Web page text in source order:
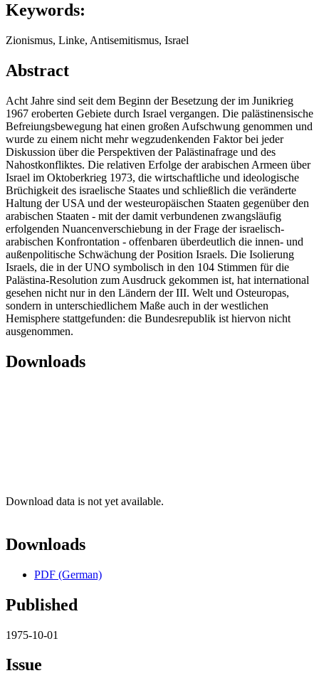
Keywords:
Zionismus, Linke, Antisemitismus, Israel
Abstract
Acht Jahre sind seit dem Beginn der Besetzung der im Junikrieg
1967 eroberten Gebiete durch Israel vergangen. Die palästinensische
Befreiungsbewegung hat einen großen Aufschwung genommen und
wurde zu einem nicht mehr wegzudenkenden Faktor bei jeder
Diskussion über die Perspektiven der Palästinafrage und des
Nahostkonfliktes. Die relativen Erfolge der arabischen Armeen über
Israel im Oktoberkrieg 1973, die wirtschaftliche und ideologische
Brüchigkeit des israelische Staates und schließlich die veränderte
Haltung der USA und der westeuropäischen Staaten gegenüber den
arabischen Staaten - mit der damit verbundenen zwangsläufig
erfolgenden Nuancenverschiebung in der Frage der israelisch-
arabischen Konfrontation - offenbaren überdeutlich die innen- und
außenpolitische Schwächung der Position Israels. Die Isolierung
Israels, die in der UNO symbolisch in den 104 Stimmen für die
Palästina-Resolution zum Ausdruck gekommen ist, hat international
gesehen nicht nur in den Ländern der III. Welt und Osteuropas,
sondern in unterschiedlichem Maße auch in der westlichen
Hemisphere stattgefunden: die Bundesrepublik ist hiervon nicht
ausgenommen.
Downloads
Download data is not yet available.
Downloads
PDF (German)
Published
1975-10-01
Issue